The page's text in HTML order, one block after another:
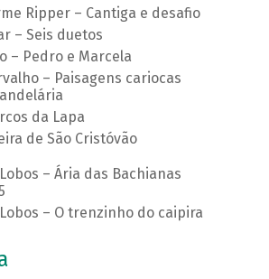
Ripper – Cantiga e desafio
– Seis duetos
– Pedro e Marcela
– Paisagens cariocas
da Lapa
de São Cristóvão
– Ária das Bachianas
– O trenzinho do caipira